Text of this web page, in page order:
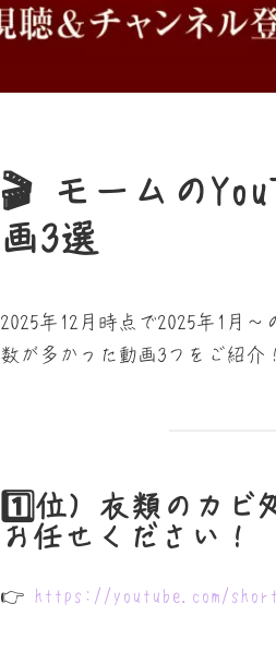
🎬 モームの
画3選
2025年12月時点で2025年1月
数が多かった動画3つをご紹介
1️⃣位）衣類のカビ
お任せください！
👉 https://youtube.com/